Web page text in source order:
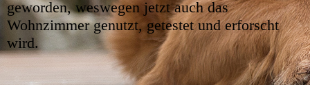
geworden, weswegen jetzt auch das
Wohnzimmer genutzt, getestet und erforscht
wird.